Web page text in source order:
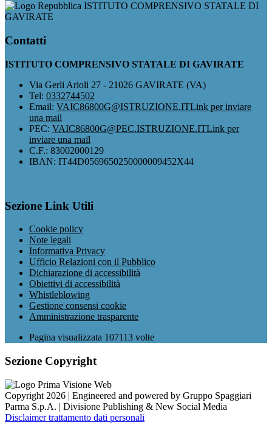
ISTITUTO COMPRENSIVO STATALE DI
GAVIRATE
Contatti
ISTITUTO COMPRENSIVO STATALE DI GAVIRATE
Via Gerli Arioli 27 - 21026 GAVIRATE (VA)
Tel: 0332744502
Email: VAIC86800G@ISTRUZIONE.ITLink per inviare
una mail
PEC: VAIC86800G@PEC.ISTRUZIONE.ITLink per
inviare una mail
C.F.: 83002000129
IBAN: IT44D0569650250000009452X44
Sezione Link Utili
Cookie policy
Note legali
Informativa Privacy
Ufficio Relazioni con il Pubblico
Dichiarazione di accessibilità
Obiettivi di accessibilità
Whistleblowing
Gestione consensi cookie
Amministrazione trasparente
Pagina visualizzata 107113 volte
Sezione Copyright
Copyright 2026 | Engineered and powered by Gruppo Spaggiari
Parma S.p.A. | Divisione Publishing & New Social Media
Disclaimer trattamento dati personali